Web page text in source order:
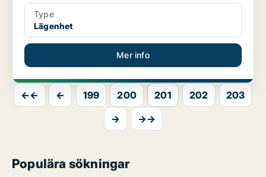
Type
Lägenhet
Mer info
←← ← 199 200 201 202
203
→
→→
Populära sökningar